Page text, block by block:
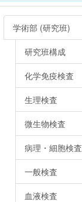
学術部 (研究班)
研究班構成
化学免疫検査
生理検査
微生物検査
病理・細胞検査
一般検査
血液検査